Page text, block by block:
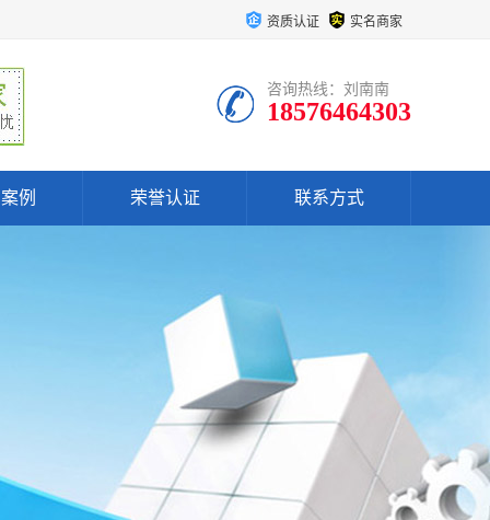
资质认证 实名商家
咨询热线：刘南南
18576464303
例 荣誉认证 联系方式